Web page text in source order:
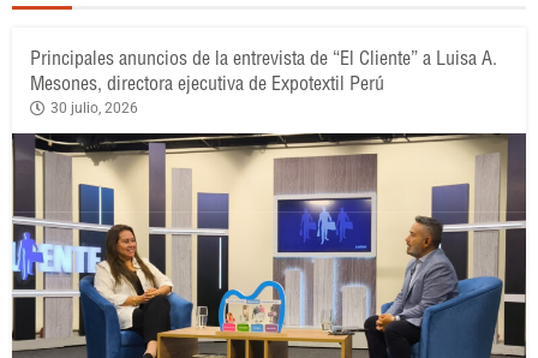
Principales anuncios de la entrevista de “El Cliente” a Luisa A.
Mesones, directora ejecutiva de Expotextil Perú
30 julio, 2026